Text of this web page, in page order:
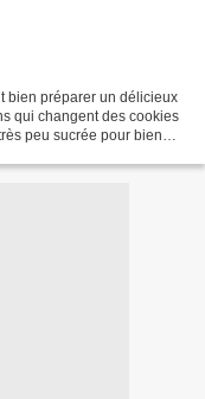
bien préparer un délicieux
qui changent des cookies
peu sucrée pour bien